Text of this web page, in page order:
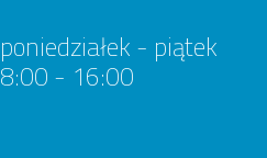
poniedziałek - piątek
8:00 - 16:00